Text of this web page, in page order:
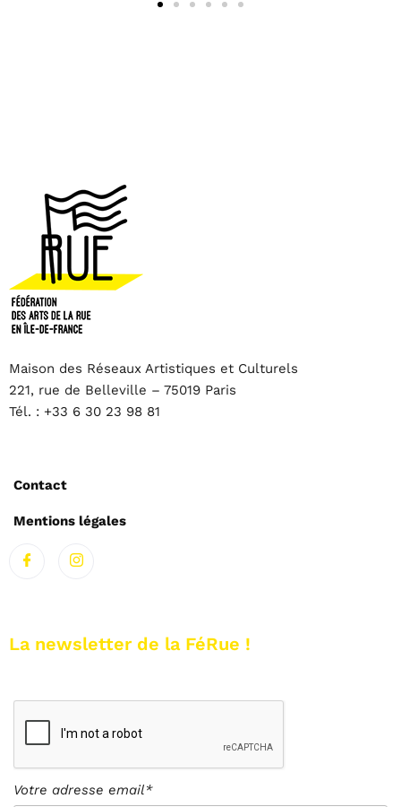
Maison des Réseaux Artistiques et Culturels
221, rue de Belleville – 75019 Paris
Tél. : +33 6 30 23 98 81
Contact
Mentions légales
La newsletter de la FéRue !
Votre adresse email*